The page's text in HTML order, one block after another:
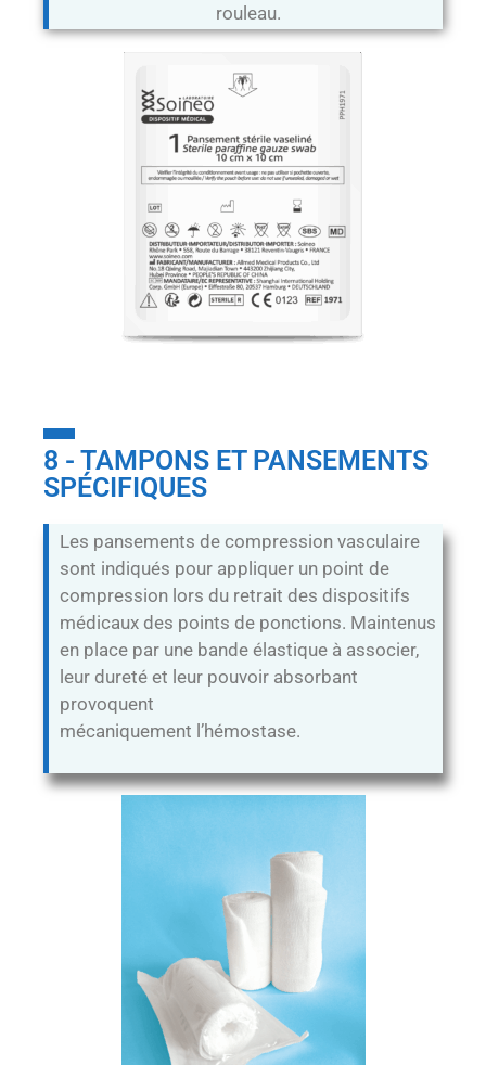
rouleau.
8 - TAMPONS ET PANSEMENTS
SPÉCIFIQUES
Les pansements de compression vasculaire
sont indiqués pour appliquer un point de
compression lors du retrait des dispositifs
médicaux des points de ponctions. Maintenus
en place par une bande élastique à associer,
leur dureté et leur pouvoir absorbant
provoquent
mécaniquement l’hémostase.